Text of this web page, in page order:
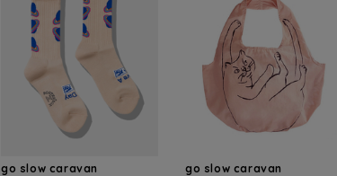
go slow caravan
go slow caravan